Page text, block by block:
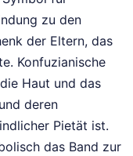
zu den
der Eltern, das
Konfuzianische
Haut und das
deren
Pietät ist.
das Band zur